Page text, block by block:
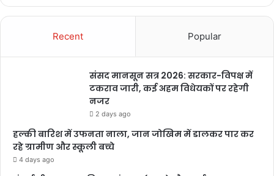
chhattisgarh बुलंद छत्तीसगढ़
Recent Popular
संसद मानसून सत्र 2026: सरकार-विपक्ष में
टकराव जारी, कई अहम विधेयकों पर रहेगी
नजर
2 days ago
हल्की बारिश में उफनता नाला, जान जोखिम में डालकर पार कर
रहे ग्रामीण और स्कूली बच्चे
4 days ago